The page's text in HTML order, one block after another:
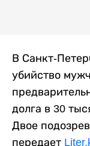
В Санкт-
убийство
долга в 30
Двое
передает